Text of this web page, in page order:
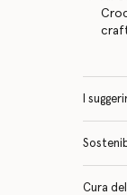
I
Cura